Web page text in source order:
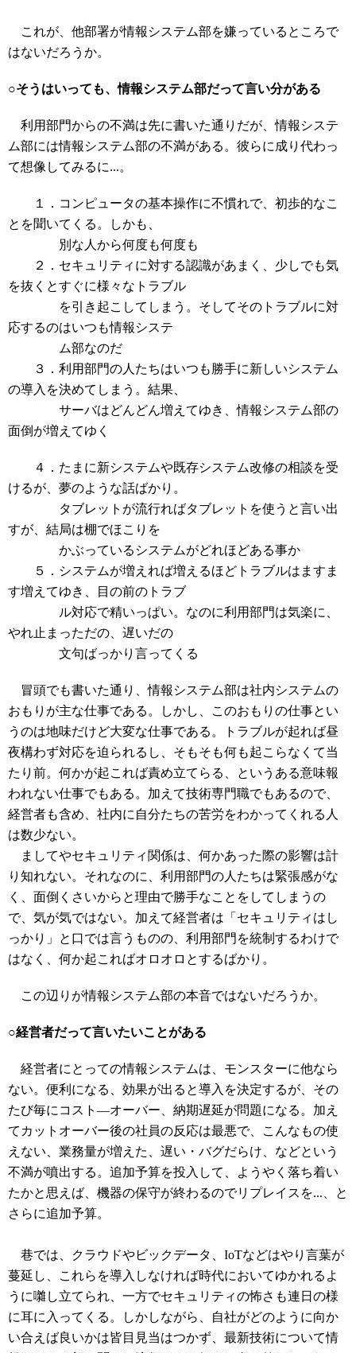
これが、他部署が情報システム部を嫌っているところで
はないだろうか。
○そうはいっても、情報システム部だって言い分がある
利用部門からの不満は先に書いた通りだが、情報システ
ム部には情報システム部の不満がある。彼らに成り代わっ
て想像してみるに...。
１．コンピュータの基本操作に不慣れで、初歩的なこ
とを聞いてくる。しかも、
別な人から何度も何度も
２．セキュリティに対する認識があまく、少しでも気
を抜くとすぐに様々なトラブル
を引き起こしてしまう。そしてそのトラブルに対
応するのはいつも情報システ
ム部なのだ
３．利用部門の人たちはいつも勝手に新しいシステム
の導入を決めてしまう。結果、
サーバはどんどん増えてゆき、情報システム部の
面倒が増えてゆく
４．たまに新システムや既存システム改修の相談を受
けるが、夢のような話ばかり。
タブレットが流行ればタブレットを使うと言い出
すが、結局は棚でほこりを
かぶっているシステムがどれほどある事か
５．システムが増えれば増えるほどトラブルはますま
す増えてゆき、目の前のトラブ
ル対応で精いっぱい。なのに利用部門は気楽に、
やれ止まっただの、遅いだの
文句ばっかり言ってくる
冒頭でも書いた通り、情報システム部は社内システムの
おもりが主な仕事である。しかし、このおもりの仕事とい
うのは地味だけど大変な仕事である。トラブルが起れば昼
夜構わず対応を迫られるし、そもそも何も起こらなくて当
たり前。何かが起これば責め立てらる、というある意味報
われない仕事でもある。加えて技術専門職でもあるので、
経営者も含め、社内に自分たちの苦労をわかってくれる人
は数少ない。
ましてやセキュリティ関係は、何かあった際の影響は計
り知れない。それなのに、利用部門の人たちは緊張感がな
く、面倒くさいからと理由で勝手なことをしてしまうの
で、気が気ではない。加えて経営者は「セキュリティはし
っかり」と口では言うものの、利用部門を統制するわけで
はなく、何か起こればオロオロとするばかり。
この辺りが情報システム部の本音ではないだろうか。
○経営者だって言いたいことがある
経営者にとっての情報システムは、モンスターに他なら
ない。便利になる、効果が出ると導入を決定するが、その
たび毎にコスト―オーバー、納期遅延が問題になる。加え
てカットオーバー後の社員の反応は最悪で、こんなもの使
えない、業務量が増えた、遅い・バグだらけ、などという
不満が噴出する。追加予算を投入して、ようやく落ち着い
たかと思えば、機器の保守が終わるのでリプレイスを...、と
さらに追加予算。
巷では、クラウドやビックデータ、IoTなどはやり言葉が
蔓延し、これらを導入しなければ時代においてゆかれるよ
うに囃し立てられ、一方でセキュリティの怖さも連日の様
に耳に入ってくる。しかしながら、自社がどのように向か
い合えば良いかは皆目見当はつかず、最新技術について情